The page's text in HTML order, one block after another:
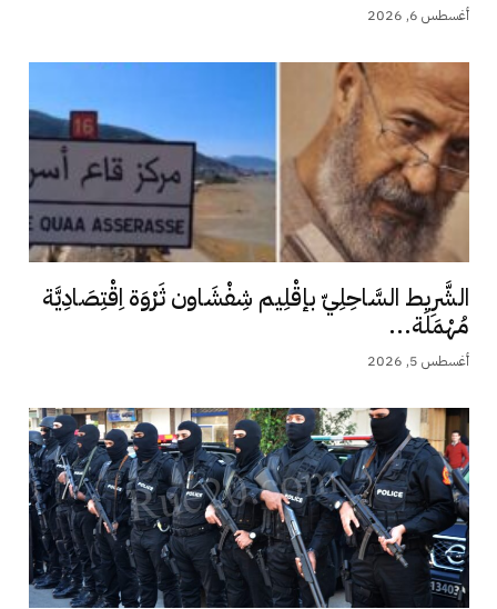
أغسطس 6, 2026
الشَّرِيط السَّاحِلِيّ بإقْلِيم شِفْشَاون ثَرْوَة اِقْتِصَادِيَّة
مُهْمَلَة...
أغسطس 5, 2026